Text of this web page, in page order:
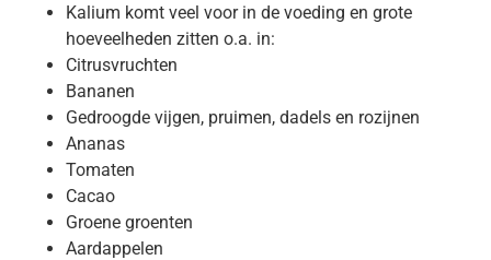
Kalium komt veel voor in de voeding en grote
hoeveelheden zitten o.a. in:
Citrusvruchten
Bananen
Gedroogde vijgen, pruimen, dadels en rozijnen
Ananas
Tomaten
Cacao
Groene groenten
Aardappelen